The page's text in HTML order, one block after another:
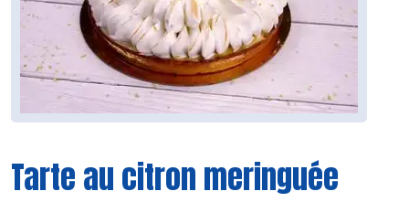
Tarte au citron meringuée